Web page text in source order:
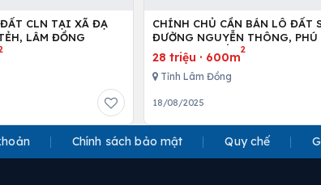
CLN TẠI XÃ ĐẠ
ĐẠ TẺH, LÂM ĐỒNG
CHÍNH CHỦ CẦN BÁN LÔ ĐẤT
ĐƯỜNG NGUYỄN THÔNG,
TP.PHAN THIẾT
28 triệu · 600m
2
Tỉnh Lâm Đồng
18/08/2025
Chính sách bảo mật Quy chế